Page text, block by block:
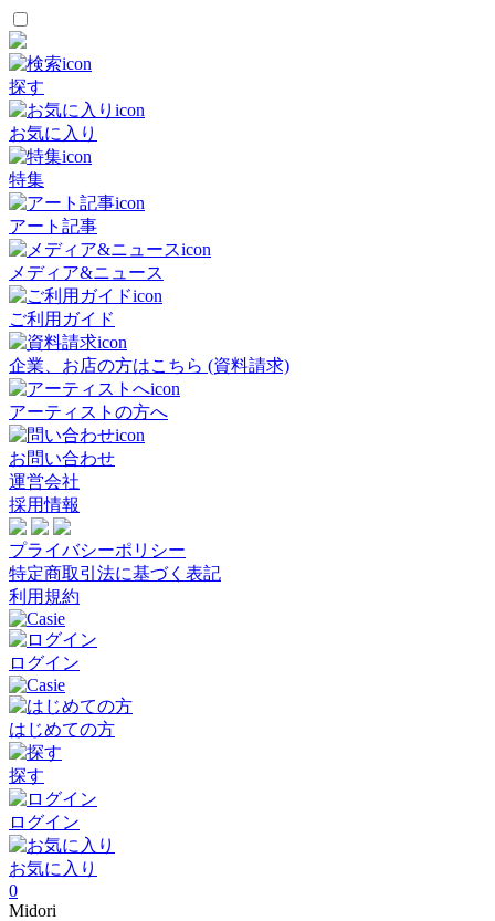
探す
お気に入り
特集
アート記事
メディア&ニュース
ご利用ガイド
企業、お店の方はこちら (資料請求)
アーティストの方へ
お問い合わせ
運営会社
採用情報
プライバシーポリシー
特定商取引法に基づく表記
利用規約
ログイン
はじめての方
探す
ログイン
お気に入り
0
Midori